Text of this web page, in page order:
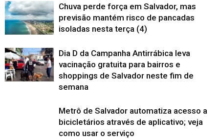
Chuva perde força em Salvador, mas
previsão mantém risco de pancadas
isoladas nesta terça (4)
Dia D da Campanha Antirrábica leva
vacinação gratuita para bairros e
shoppings de Salvador neste fim de
semana
Metrô de Salvador automatiza acesso a
bicicletários através de aplicativo; veja
como usar o serviço